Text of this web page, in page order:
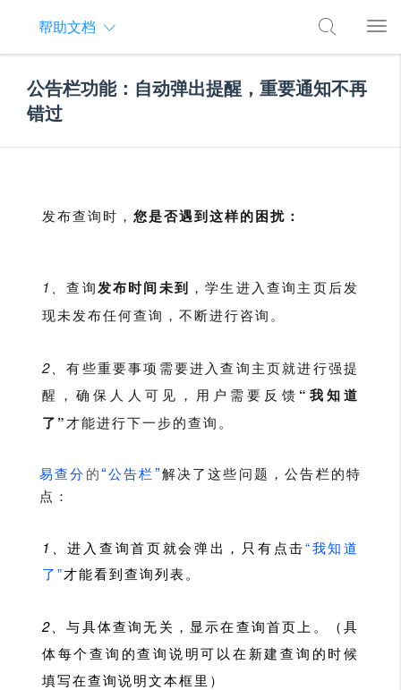
帮助文档
公告栏功能：自动弹出提醒，重要通知不再
错过
发布查询时， 您是否遇到这样的困扰：
1、查询发布时间未到 ，学生进入查询主页后发
现未发布任何查询，不断进行咨询。
2、有些重要事项需要进入查询主页就进行强提
醒，确保人人可见，用户需要反馈 “我知道
了”才能进行下一步的查询。
易查分的“公告栏”解决了这些问题，公告栏的特
点：
1、进入查询首页就会弹出，只有点击“我知道
了”才能看到查询列表。
2、与具体查询无关，显示在查询首页上。（具
体每个查询的查询说明可以在新建查询的时候
填写在查询说明文本框里）